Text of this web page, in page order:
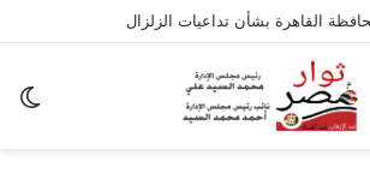
القاهرة بشأن تداعيات الزلزال